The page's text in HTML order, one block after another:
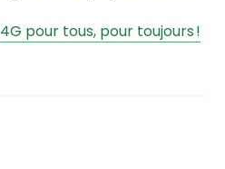
4G pour tous, pour toujours !